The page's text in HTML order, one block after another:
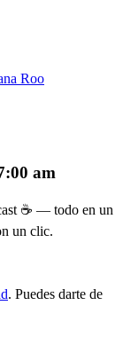
Roo
am
☕ — todo en un
un clic.
. Puedes darte de